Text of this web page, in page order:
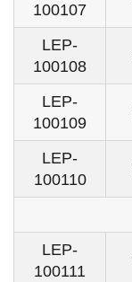
100107
LEP-
100108
LEP-
100109
LEP-
100110
LEP-
100111